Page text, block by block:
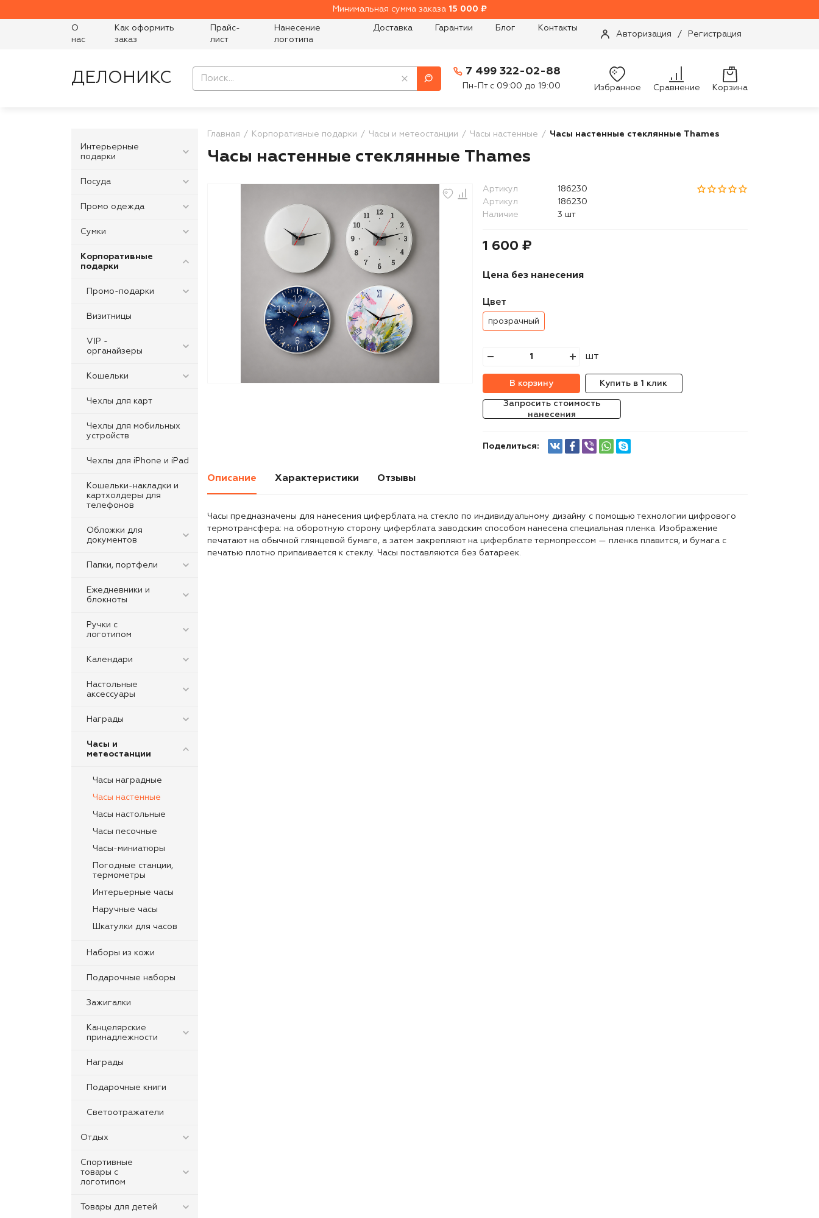
Минимальная сумма заказа 15 000 ₽
О
нас
Как оформить
заказ
Прайс-
лист
Нанесение
логотипа
Доставка Гарантии Блог Контакты
Авторизация / Регистрация
ДЕЛОНИКС 7 499 322-02-88
Пн-Пт с 09:00 до 19:00 Избранное Сравнение Корзина
Интерьерные
подарки
Посуда
Промо одежда
Сумки
Корпоративные
подарки
Промо-подарки
Визитницы
VIP -
oрганайзеры
Кошельки
Чехлы для карт
Чехлы для мобильных
устройств
Чехлы для iPhone и iPad
Кошельки-накладки и
картхолдеры для
телефонов
Обложки для
документов
Папки, портфели
Ежедневники и
блокноты
Ручки с
логотипом
Календари
Настольные
аксессуары
Награды
Часы и
метеостанции
Часы наградные
Часы настенные
Часы настольные
Часы песочные
Часы-миниатюры
Погодные станции,
термометры
Интерьерные часы
Наручные часы
Шкатулки для часов
Наборы из кожи
Подарочные наборы
Зажигалки
Канцелярские
принадлежности
Награды
Подарочные книги
Светоотражатели
Отдых
Спортивные
товары с
логотипом
Товары для детей
Главная Корпоративные подарки Часы и метеостанции Часы настенные Часы настенные стеклянные Thames
Часы настенные стеклянные Thames
Артикул
186230
Артикул
186230
Наличие
3 шт
1 600 ₽
Цена без нанесения
Цвет
прозрачный
шт
В корзину Купить в 1 клик
Запросить стоимость
нанесения
Поделиться:
Описание Характеристики Отзывы
Часы предназначены для нанесения циферблата на стекло по индивидуальному дизайну с помощью технологии цифрового
термотрансфера: на оборотную сторону циферблата заводским способом нанесена специальная пленка. Изображение
печатают на обычной глянцевой бумаге, а затем закрепляют на циферблате термопрессом — пленка плавится, и бумага с
печатью плотно припаивается к стеклу. Часы поставляются без батареек.